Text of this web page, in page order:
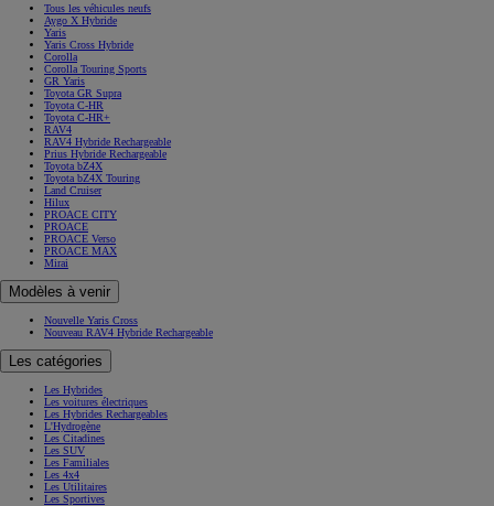
Tous les véhicules neufs
Aygo X Hybride
Yaris
Yaris Cross Hybride
Corolla
Corolla Touring Sports
GR Yaris
Toyota GR Supra
Toyota C-HR
Toyota C-HR+
RAV4
RAV4 Hybride Rechargeable
Prius Hybride Rechargeable
Toyota bZ4X
Toyota bZ4X Touring
Land Cruiser
Hilux
PROACE CITY
PROACE
PROACE Verso
PROACE MAX
Mirai
Modèles à venir
Nouvelle Yaris Cross
Nouveau RAV4 Hybride Rechargeable
Les catégories
Les Hybrides
Les voitures électriques
Les Hybrides Rechargeables
L'Hydrogène
Les Citadines
Les SUV
Les Familiales
Les 4x4
Les Utilitaires
Les Sportives